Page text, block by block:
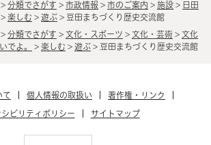
> 分類でさがす > 市政情報 > 市のご案内 > 施設 > 日田
> 楽しむ > 遊ぶ > 豆田まちづくり歴史交流館
> 分類でさがす > 文化・スポーツ > 文化・芸術 > 文化
でよ。 > 楽しむ > 遊ぶ > 豆田まちづくり歴史交流館
て 個人情報の取扱い 著作権・リンク
シビリティポリシー サイトマップ